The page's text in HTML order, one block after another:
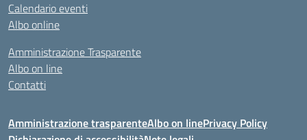
Calendario eventi
Albo online
Amministrazione Trasparente
Albo on line
Contatti
Amministrazione trasparenteAlbo on linePrivacy Policy